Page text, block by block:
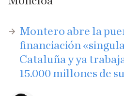
​Montero abre la
financiación
Cataluña y ya
15.000 millones de